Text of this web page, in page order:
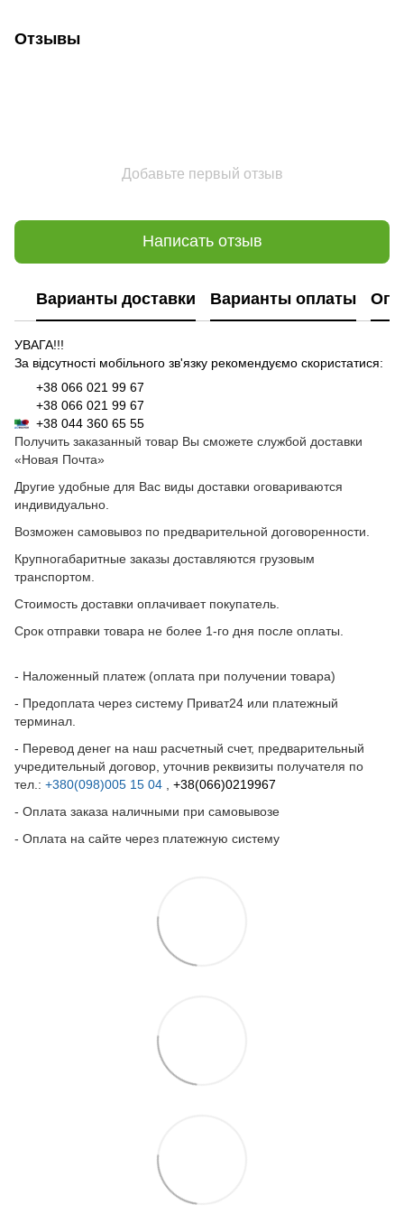
Отзывы
Добавьте первый отзыв
Написать отзыв
Варианты доставки Варианты оплаты
УВАГА!!!
За відсутності мобільного зв'язку рекомендуємо скористатися:
+38 066 021 99 67
+38 066 021 99 67
+38 044 360 65 55
Получить заказанный товар Вы сможете службой доставки
«Новая Почта»
Другие удобные для Вас виды доставки оговариваются
индивидуально.
Возможен самовывоз по предварительной договоренности.
Крупногабаритные заказы доставляются грузовым
транспортом.
Стоимость доставки оплачивает покупатель.
Срок отправки товара не более 1-го дня после оплаты.
- Наложенный платеж (оплата при получении товара)
- Предоплата через систему Приват24 или платежный
терминал.
- Перевод денег на наш расчетный счет, предварительный
учредительный договор, уточнив реквизиты получателя по
тел.: +380(098)005 15 04
+38(066)0219967
- Оплата заказа наличными при самовывозе
- Оплата на сайте через платежную систему